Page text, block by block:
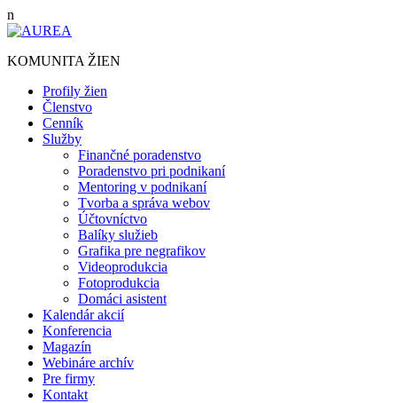
n
na
KOMUNITA ŽIEN
Profily žien
Členstvo
Cenník
Služby
Finančné poradenstvo
Poradenstvo pri podnikaní
Mentoring v podnikaní
Tvorba a správa webov
Účtovníctvo
Balíky služieb
Grafika pre negrafikov
Videoprodukcia
Fotoprodukcia
Domáci asistent
Kalendár akcií
Konferencia
Magazín
Webináre archív
Pre firmy
Kontakt